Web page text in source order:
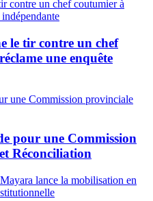
le tir contre un chef
une enquête
pour une Commission
Réconciliation